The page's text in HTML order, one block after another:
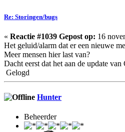
Re: Storingen/bugs
« Reactie #1039 Gepost op: 16
Het geluid/alarm dat er een nieuwe
Meer mensen hier last van?
Dacht eerst dat het aan de update
Gelogd
Hunter
Beheerder